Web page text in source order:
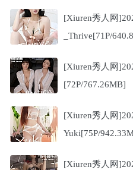
[Xiuren秀人网
_Thrive[71P/
[Xiuren秀人网
[72P/767.26MB]
[Xiuren秀人网
Yuki[75P/
[Xiuren秀人网